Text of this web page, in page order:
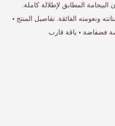
المطابق لإطلالة كاملة.
ونعومته الفائقة. تفاصيل المنتج •
فضفاضة • ياقة قارب